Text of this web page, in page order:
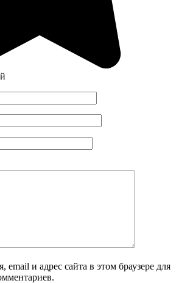
email и адрес сайта в этом браузере для